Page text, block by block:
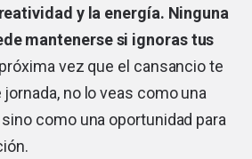
y la energía. Ninguna
mantenerse si ignoras tus
vez que el cansancio te
no lo veas como una
como una oportunidad para